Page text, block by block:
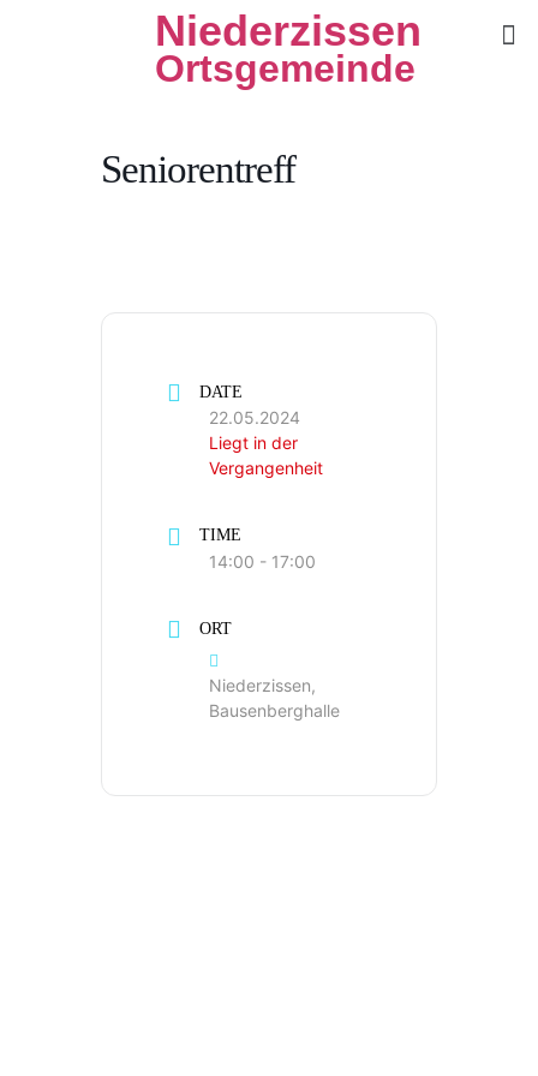
Niederzissen
Ortsgemeinde
Seniorentreff
DATE
22.05.2024
Liegt in der
Vergangenheit
TIME
14:00 - 17:00
ORT
Niederzissen,
Bausenberghalle